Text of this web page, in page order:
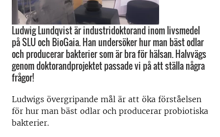
Ludwig Lundqvist är industridoktorand inom livsmedel
på SLU och BioGaia. Han undersöker hur man bäst odlar
och producerar bakterier som är bra för hälsan. Halvvägs
genom doktorandprojektet passade vi på att ställa några
frågor!
Ludwigs övergripande mål är att öka förståelsen
för hur man bäst odlar och producerar probiotiska
bakterier.